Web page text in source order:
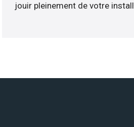
jouir pleinement de votre